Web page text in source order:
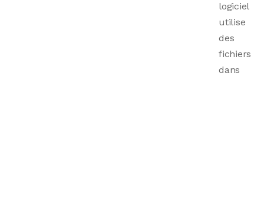
logiciel
utilise
des
fichiers
dans